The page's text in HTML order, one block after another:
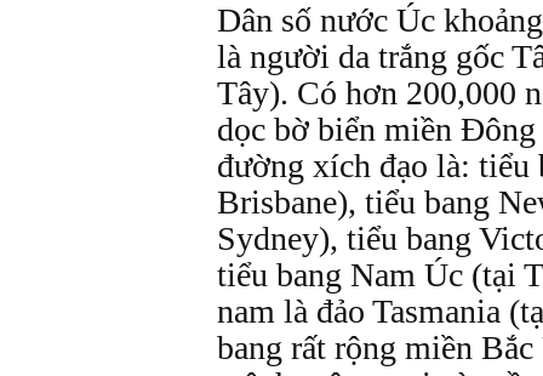
Dân số nước Úc
là người da trắng gốc
Tây). Có hơn 200,000
dọc bờ biển miền
đường xích đạo là: tiểu
Brisbane), tiểu bang
Sydney), tiểu bang
tiểu bang Nam Úc (tại
nam là đảo Tasmania
bang rất rộng miền